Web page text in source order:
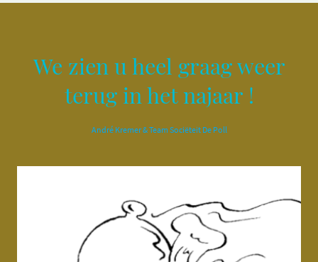
We zien u heel graag weer
terug in het najaar !
André Kremer & Team Sociëteit De Poll